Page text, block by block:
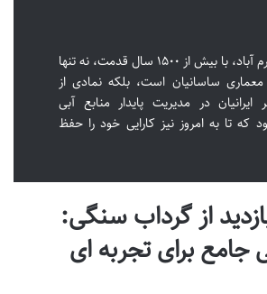
گرداب سنگی خرم آباد، با بیش از ۱۵۰۰ سال قدمت، نه تنها
ساسانیان است، بلکه نمادی از
ایرانیان در مدیریت پایدار منابع آبی
تا به امروز نیز کارایی خود را حفظ
از گرداب سنگی:
جامع برای تجربه ای